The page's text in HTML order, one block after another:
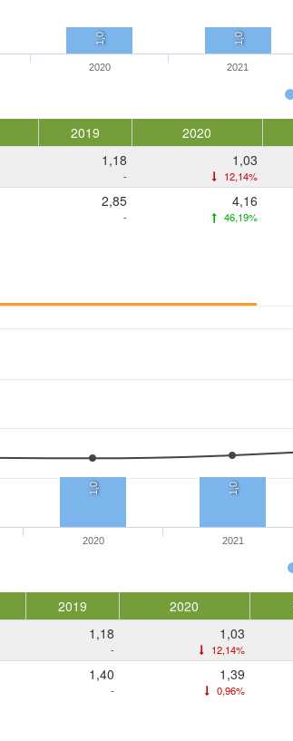
1,0 1,0
2020 2021
2019 2020
1,18
-
1,03
12,14%
2,85
-
4,16
46,19%
1,0 1,0
2020 2021
2019 2020
1,18
-
1,03
12,14%
1,40
-
1,39
0,96%